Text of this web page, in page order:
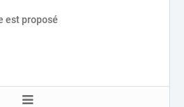
est proposé